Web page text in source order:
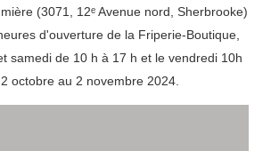
(3071, 12ᵉ Avenue nord, Sherbrooke)
d'ouverture de la Friperie-Boutique,
samedi de 10 h à 17 h et le vendredi 10h
octobre au 2 novembre 2024.